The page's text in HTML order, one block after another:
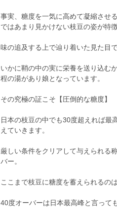
事実、糖度を一気に高めて凝縮させ
ではあまり見かけない枝豆の姿が特徴
味の追及する上で辿り着いた見た目
いかに鞘の中の実に栄養を送り込む
程の湯があり娘となっています。
その究極の証こそ【圧倒的な糖度】
日本の枝豆の中でも30度超えれば最
えていきます。
厳しい条件をクリアして与えられる
バー。
ここまで枝豆に糖度を蓄えられるの
40度オーバーは日本最高峰と言って